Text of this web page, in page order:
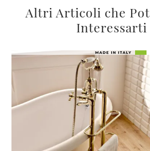
Altri Articoli che
Interessarti